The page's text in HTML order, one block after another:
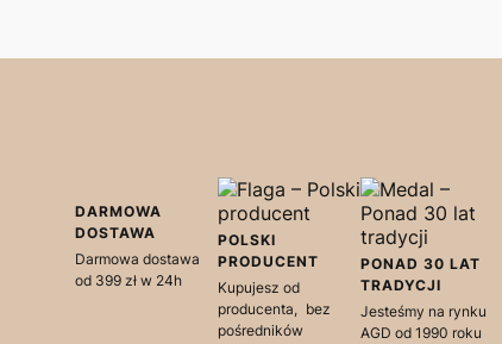
DARMOWA
DOSTAWA
Darmowa dostawa
od 399 zł w 24h
POLSKI
PRODUCENT
Kupujesz od
producenta, bez
pośredników
PONAD 30 LAT
TRADYCJI
Jesteśmy na rynku
AGD od 1990 roku